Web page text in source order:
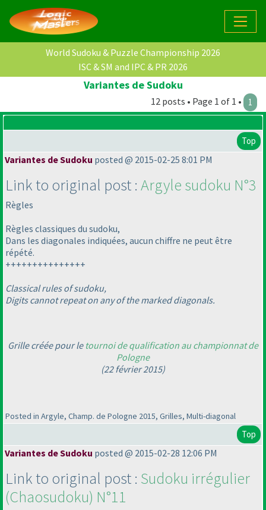
World Sudoku & Puzzle Championship 2026
ISC & SM and IPC & PR 2026
Variantes de Sudoku
12 posts • Page 1 of 1 • 1
Top
Variantes de Sudoku posted @ 2015-02-25 8:01 PM
Link to original post : Argyle sudoku N°3
Règles
Règles classiques du sudoku,
Dans les diagonales indiquées, aucun chiffre ne peut être
répété.
+++++++++++++++
Classical rules of sudoku,
Digits cannot repeat on any of the marked diagonals.
Grille créée pour le tournoi de qualification au championnat de
Pologne
(22 février 2015)
Posted in Argyle, Champ. de Pologne 2015, Grilles, Multi-diagonal
Top
Variantes de Sudoku posted @ 2015-02-28 12:06 PM
Link to original post : Sudoku irrégulier
(Chaosudoku) N°11